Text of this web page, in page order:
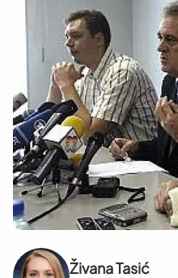
Živana Tasić